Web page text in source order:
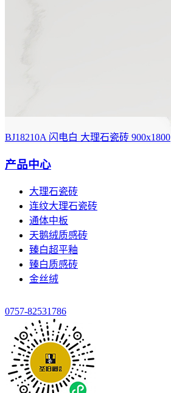
BJ18210A 闪电白 大理石瓷砖 900x1800
产品中心
大理石瓷砖
连纹大理石瓷砖
通体中板
天鹅绒质感砖
臻白超平釉
臻白质感砖
金丝绒
0757-82531786